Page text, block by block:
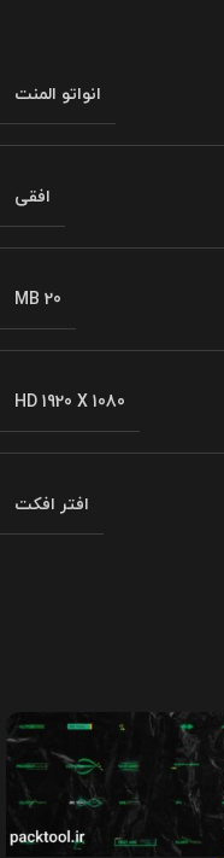
انواتو المنت
افقی
20 MB
HD 1920 X 1080
افتر افکت